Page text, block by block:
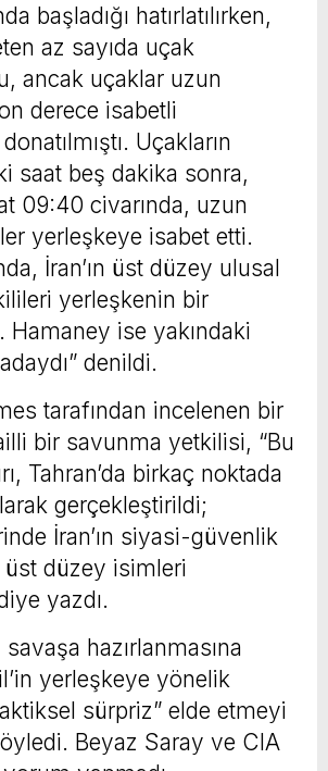
başladığı hatırlatılırken,
az sayıda uçak
ancak uçaklar uzun
derece isabetli
Uçakların
saat beş dakika sonra,
09:40 civarında, uzun
yerleşkeye isabet etti.
İran’ın üst düzey ulusal
yerleşkenin bir
Hamaney ise yakındaki
denildi.
tarafından incelenen bir
bir savunma yetkilisi, “Bu
Tahran’da birkaç noktada
gerçekleştirildi;
İran’ın siyasi-güvenlik
düzey isimleri
yazdı.
savaşa hazırlanmasına
yerleşkeye yönelik
sürpriz” elde etmeyi
Beyaz Saray ve CIA